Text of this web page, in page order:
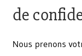
de
Nous prenons